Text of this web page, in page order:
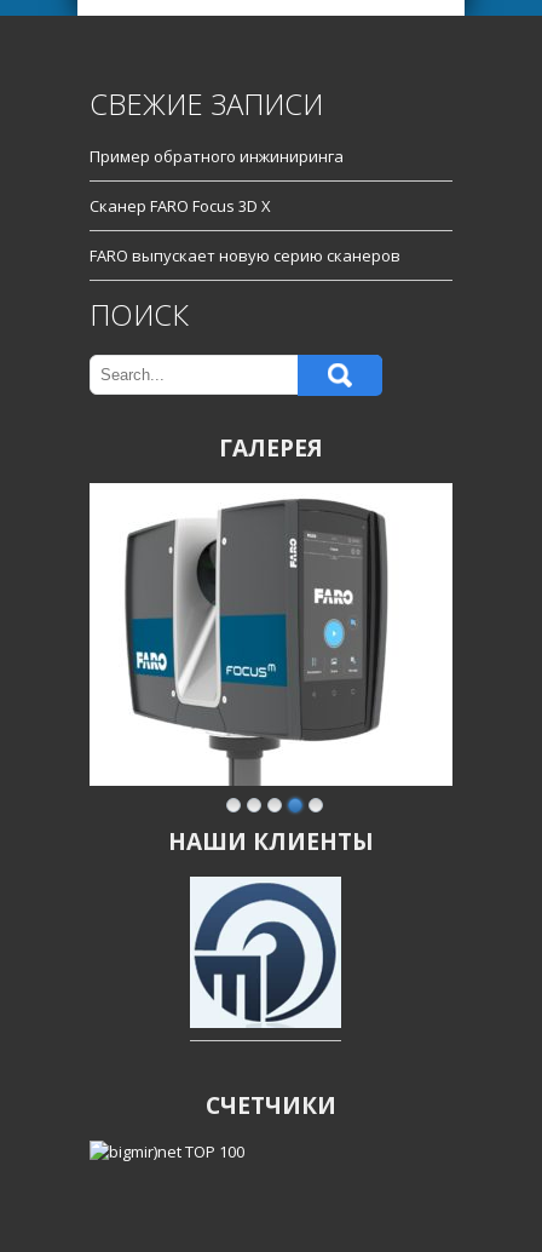
СВЕЖИЕ ЗАПИСИ
Пример обратного инжиниринга
Сканер FARO Focus 3D X
FARO выпускает новую серию сканеров
ПОИСК
ГАЛЕРЕЯ
НАШИ КЛИЕНТЫ
СЧЕТЧИКИ